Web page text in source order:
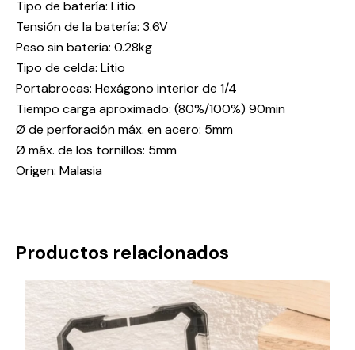
Tipo de batería: Litio
Tensión de la batería: 3.6V
Peso sin batería: 0.28kg
Tipo de celda: Litio
Portabrocas: Hexágono interior de 1/4
Tiempo carga aproximado: (80%/100%) 90min
Ø de perforación máx. en acero: 5mm
Ø máx. de los tornillos: 5mm
Origen: Malasia
Productos relacionados